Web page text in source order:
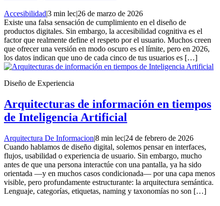
Accesibilidad|3 min lec|26 de marzo de 2026
Existe una falsa sensación de cumplimiento en el diseño de
productos digitales. Sin embargo, la accesibilidad cognitiva es el
factor que realmente define el respeto por el usuario. Muchos creen
que ofrecer una versión en modo oscuro es el límite, pero en 2026,
los datos indican que uno de cada cinco de tus usuarios es […]
Diseño de Experiencia
Arquitecturas de información en tiempos
de Inteligencia Artificial
Arquitectura De Informacion|8 min lec|24 de febrero de 2026
Cuando hablamos de diseño digital, solemos pensar en interfaces,
flujos, usabilidad o experiencia de usuario. Sin embargo, mucho
antes de que una persona interactúe con una pantalla, ya ha sido
orientada —y en muchos casos condicionada— por una capa menos
visible, pero profundamente estructurante: la arquitectura semántica.
Lenguaje, categorías, etiquetas, naming y taxonomías no son […]